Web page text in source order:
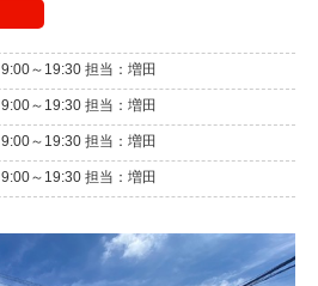
9:00～19:30 担当：増田
9:00～19:30 担当：増田
9:00～19:30 担当：増田
9:00～19:30 担当：増田